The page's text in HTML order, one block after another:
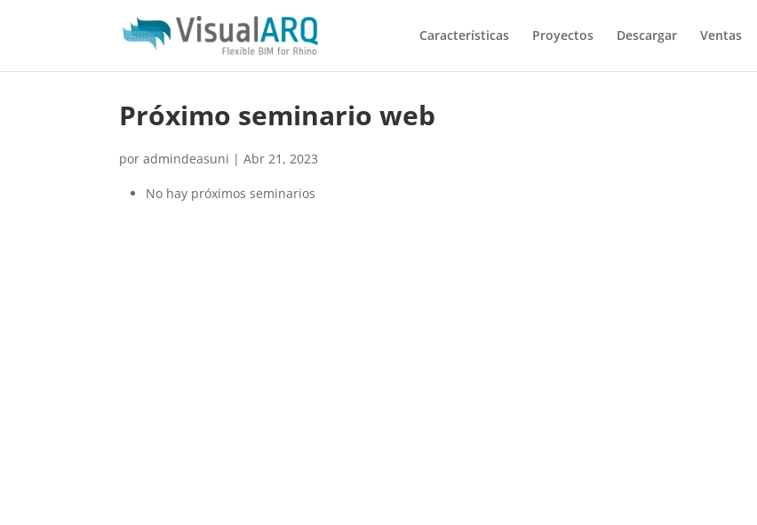
Características Proyectos Descargar Ventas
Próximo seminario web
poradmindeasuni |Abr 21, 2023
No hay próximos seminarios